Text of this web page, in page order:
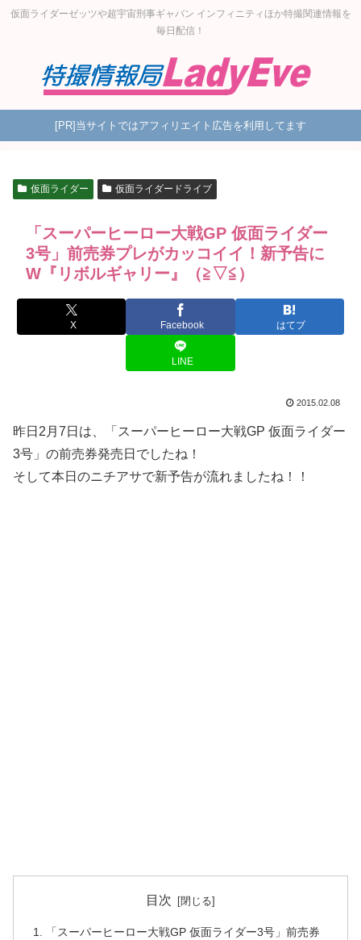
仮面ライダーゼッツや超宇宙刑事ギャバン インフィニティほか特撮関連情報を
毎日配信！
[PR]当サイトではアフィリエイト広告を利用してます
仮面ライダー 仮面ライダードライブ
「スーパーヒーロー大戦GP 仮面ライダー
3号」前売券プレがカッコイイ！新予告に
W『リボルギャリー』（≧▽≦）
X Facebook はてブ
LINE
2015.02.08
昨日2月7日は、「スーパーヒーロー大戦GP 仮面ライダー
3号」の前売券発売日でしたね！
そして本日のニチアサで新予告が流れましたね！！
目次
「スーパーヒーロー大戦GP 仮面ライダー3号」前売券